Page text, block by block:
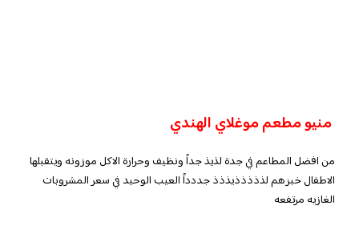
منيو مطعم موغلاي الهندي
من افضل المطاعم في جدة لذيذ جداً ونظيف وحرارة الاكل موزونه ويتقبلها
الاطفال خبزهم لذذذذذيذذذ جددداً العيب الوحيد في سعر المشروبات
الغازيه مرتفعه